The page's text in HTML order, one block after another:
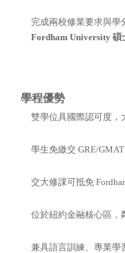
完成兩校修業要求與學
Fordham University 碩
學程優勢
雙學位具國際認可度，
學生免繳交 GRE/GMAT
交大修課可抵免
位於紐約金融核心區，
兼具語言訓練、專業學